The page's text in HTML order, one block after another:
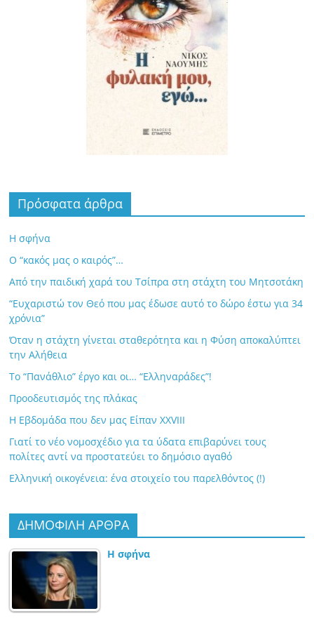
Πρόσφατα άρθρα
Η σφήνα
Ο “κακός μας ο καιρός”…
Από την παιδική χαρά του Τσίπρα στη στάχτη του Μητσοτάκη
“Ευχαριστώ τον Θεό που μας έδωσε αυτό το δώρο έστω για 34
χρόνια”
Όταν η στάχτη γίνεται σταθερότητα και η Φύση αποκαλύπτει
την Αλήθεια
Το “Πανάθλιο” έργο και οι… “Ελληναράδες”!
Προοδευτισμός της πλάκας
Η Εβδομάδα που δεν μας Είπαν XXVIII
Γιατί το νέο νομοσχέδιο για τα ύδατα επιβαρύνει τους
πολίτες αντί να προστατεύει το δημόσιο αγαθό
Ελληνική οικογένεια: ένα στοιχείο του παρελθόντος (!)
ΔΗΜΟΦΙΛΗ ΑΡΘΡΑ
Η σφήνα